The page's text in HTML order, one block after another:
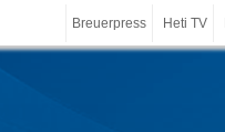
Breuerpress Heti TV